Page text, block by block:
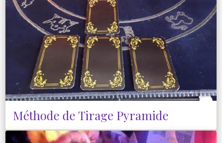
Méthode de Tirage Pyramide